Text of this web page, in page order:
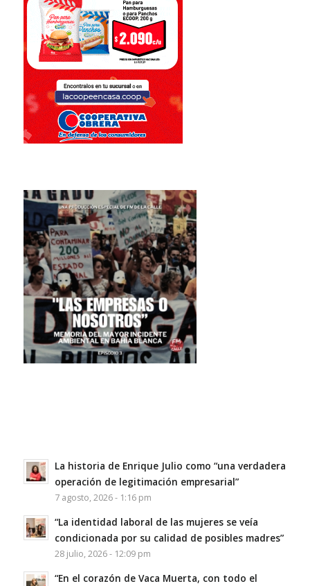
La historia de Enrique Julio como “una verdadera
operación de legitimación empresarial”
7 agosto, 2026 - 1:16 pm
“La identidad laboral de las mujeres se veía
condicionada por su calidad de posibles madres”
28 julio, 2026 - 12:09 pm
“En el corazón de Vaca Muerta, con todo el